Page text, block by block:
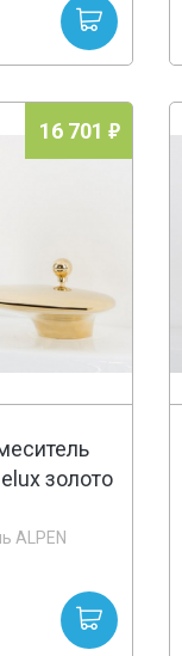
16 701
золото
ALPEN